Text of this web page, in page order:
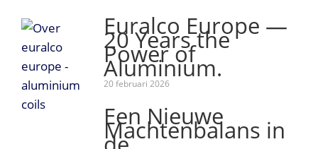
Euralco Europe —
20 Years the
Power of
Aluminium.
20 februari 2026
Een Nieuwe
Machtenbalans in